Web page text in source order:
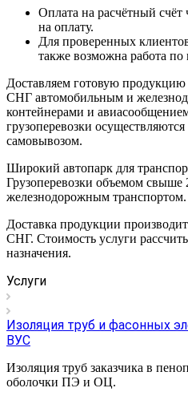
Оплата на расчётный счёт
на оплату.
Для проверенных
также возможна работа по
Доставляем готовую
СНГ автомобильным и
контейнерами и
грузоперевозки
самовывозом.
Широкий автопарк для
Грузоперевозки объемом свыше
железнодорожным транспортом.
Доставка продукции
СНГ. Стоимость услуги
назначения.
Услуги
Изоляция труб и фасонных
ВУС
Изоляция труб заказчика в
оболочки ПЭ и ОЦ.